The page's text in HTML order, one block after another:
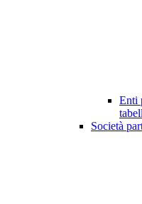
Enti
Società